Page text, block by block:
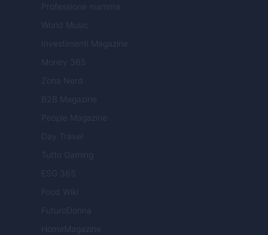
Professione mamma
World Music
Investimenti Magazine
Money 365
Zona Nerd
B2B Magazine
People Magazine
Day Travel
Tutto Gaming
ESG 365
Food Wiki
FuturoDonna
HomeMagazine